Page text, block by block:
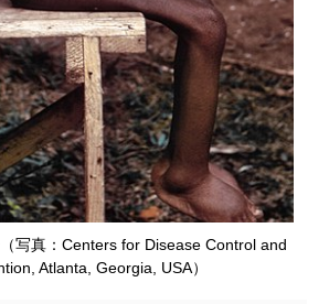
写真：Centers for Disease Control and
Atlanta, Georgia, USA）